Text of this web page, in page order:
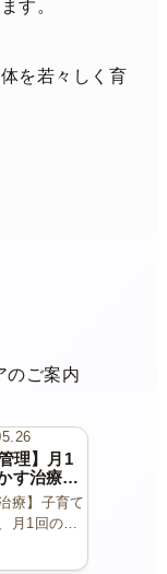
す。
を若々しく育
理】月1
す治療｜
ング＋ピ
白内服で
療】子育て
月1回の肌
す治…